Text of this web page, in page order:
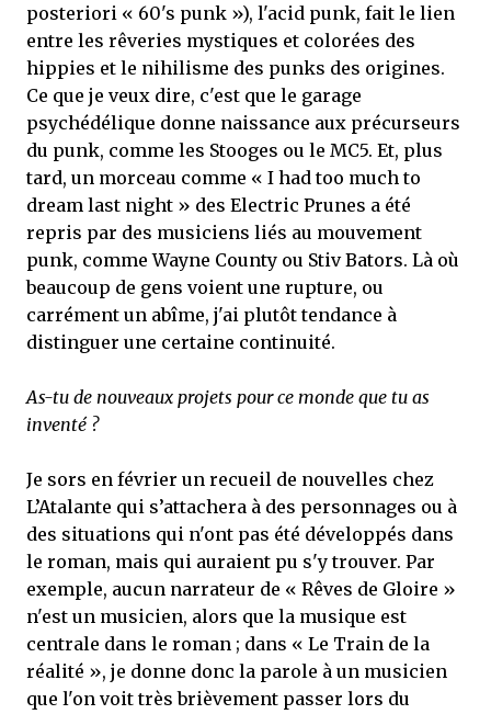
posteriori « 60's punk »), l'acid punk, fait le lien
entre les rêveries mystiques et colorées des
hippies et le nihilisme des punks des origines.
Ce que je veux dire, c'est que le garage
psychédélique donne naissance aux précurseurs
du punk, comme les Stooges ou le MC5. Et, plus
tard, un morceau comme « I had too much to
dream last night » des Electric Prunes a été
repris par des musiciens liés au mouvement
punk, comme Wayne County ou Stiv Bators. Là où
beaucoup de gens voient une rupture, ou
carrément un abîme, j'ai plutôt tendance à
distinguer une certaine continuité.
As-tu de nouveaux projets pour ce monde que tu as
inventé ?
Je sors en février un recueil de nouvelles chez
L’Atalante qui s’attachera à des personnages ou à
des situations qui n'ont pas été développés dans
le roman, mais qui auraient pu s'y trouver. Par
exemple, aucun narrateur de « Rêves de Gloire »
n'est un musicien, alors que la musique est
centrale dans le roman ; dans « Le Train de la
réalité », je donne donc la parole à un musicien
que l'on voit très brièvement passer lors du